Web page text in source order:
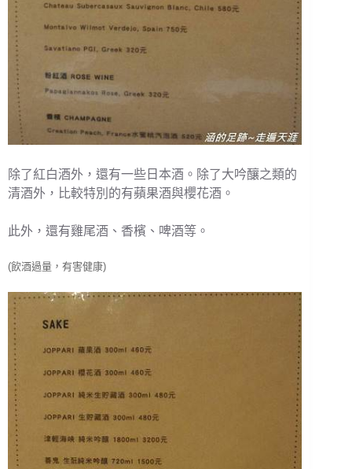
除了紅白酒外，還有一些日本酒。除了大吟釀之類的
清酒外，比較特別的有蘋果酒與櫻花酒。
此外，還有雞尾酒、香檳、啤酒等。
(飲酒過量，有害健康)